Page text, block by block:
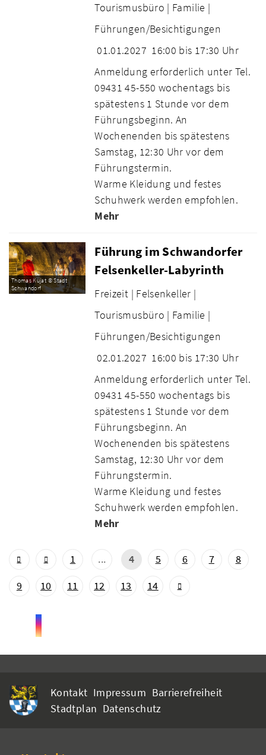
Tourismusbüro | Familie |
Führungen/Besichtigungen
01.01.2027 16:00 bis 17:30 Uhr
Anmeldung erforderlich unter Tel.
09431 45-550 wochentags bis
spätestens 1 Stunde vor dem
Führungsbeginn. An
Wochenenden bis spätestens
Samstag, 12:30 Uhr vor dem
Führungstermin.
Warme Kleidung und festes
Schuhwerk werden empfohlen.
Mehr
Thomas Kujat © Stadt
Schwandorf
Führung im Schwandorfer
Felsenkeller-Labyrinth
Freizeit | Felsenkeller |
Tourismusbüro | Familie |
Führungen/Besichtigungen
02.01.2027 16:00 bis 17:30 Uhr
Anmeldung erforderlich unter Tel.
09431 45-550 wochentags bis
spätestens 1 Stunde vor dem
Führungsbeginn. An
Wochenenden bis spätestens
Samstag, 12:30 Uhr vor dem
Führungstermin.
Warme Kleidung und festes
Schuhwerk werden empfohlen.
Mehr
1 ... 4 5 6 7
8
9
10 11 12 13 14
Kontakt Impressum Barrierefreiheit
Stadtplan Datenschutz